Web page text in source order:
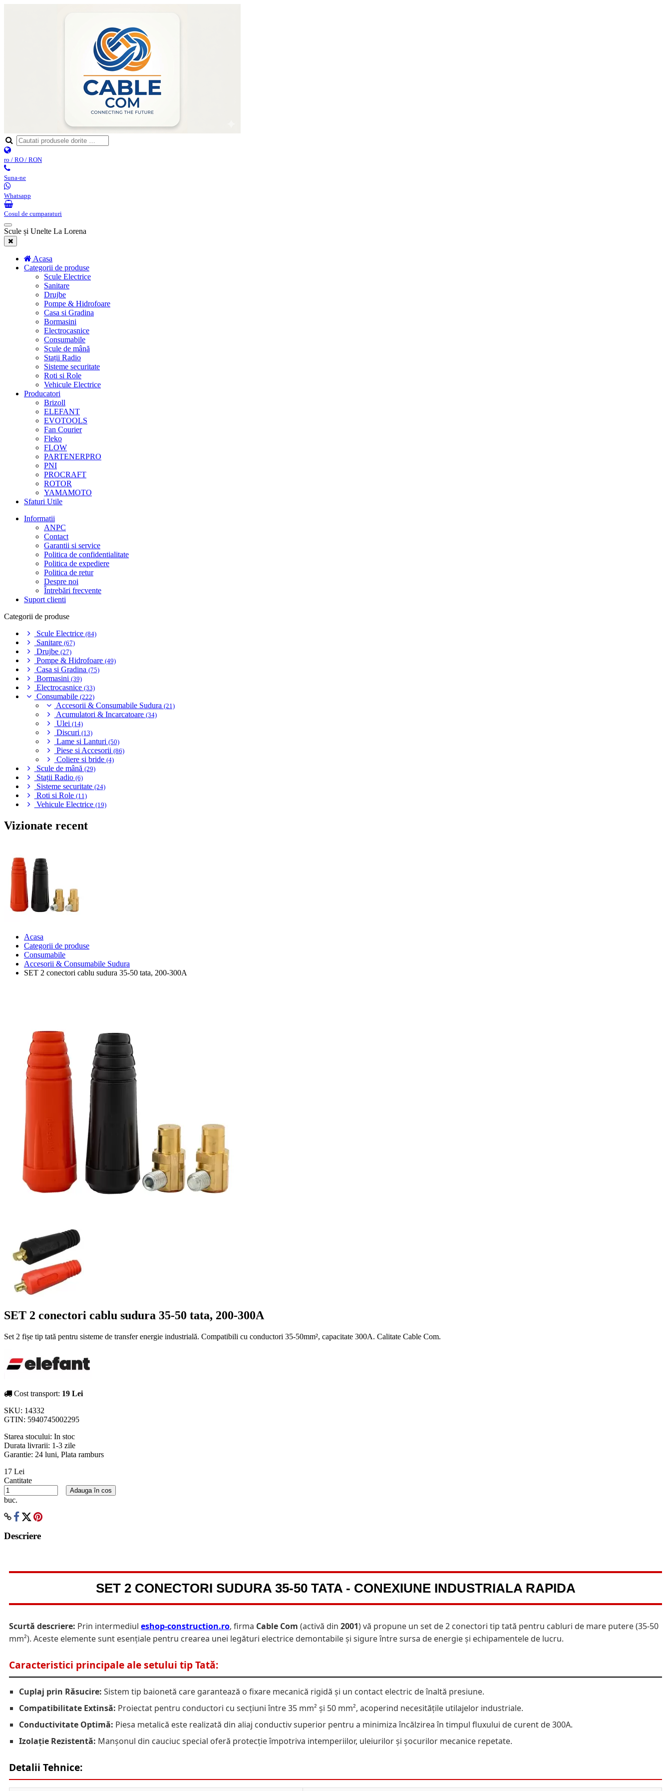
ro / RO / RON
Suna-ne
Whatsapp
Cosul de cumparaturi
Scule și Unelte La Lorena
Acasa
Categorii de produse
Scule Electrice
Sanitare
Drujbe
Pompe & Hidrofoare
Casa si Gradina
Bormasini
Electrocasnice
Consumabile
Scule de mână
Stații Radio
Sisteme securitate
Roti si Role
Vehicule Electrice
Producatori
Brizoll
ELEFANT
EVOTOOLS
Fan Courier
Fleko
FLOW
PARTENERPRO
PNI
PROCRAFT
ROTOR
YAMAMOTO
Sfaturi Utile
Informatii
ANPC
Contact
Garantii si service
Politica de confidentialitate
Politica de expediere
Politica de retur
Despre noi
Întrebări frecvente
Suport clienti
Categorii de produse
Scule Electrice (84)
Sanitare (67)
Drujbe (27)
Pompe & Hidrofoare (49)
Casa si Gradina (75)
Bormasini (39)
Electrocasnice (33)
Consumabile (222)
Accesorii & Consumabile Sudura (21)
Acumulatori & Incarcatoare (34)
Ulei (14)
Discuri (13)
Lame si Lanturi (50)
Piese si Accesorii (86)
Coliere si bride (4)
Scule de mână (29)
Stații Radio (6)
Sisteme securitate (24)
Roti si Role (11)
Vehicule Electrice (19)
Vizionate recent
Acasa
Categorii de produse
Consumabile
Accesorii & Consumabile Sudura
SET 2 conectori cablu sudura 35-50 tata, 200-300A
SET 2 conectori cablu sudura 35-50 tata, 200-300A
Set 2 fișe tip tată pentru sisteme de transfer energie industrială. Compatibili cu conductori 35-50mm², capacitate 300A. Calitate Cable Com.
Cost transport: 19 Lei
SKU: 14332
GTIN: 5940745002295
Starea stocului: In stoc
Durata livrarii: 1-3 zile
Garantie: 24 luni, Plata ramburs
17 Lei
Cantitate
buc.
Adauga în cos
Descriere
SET 2 CONECTORI SUDURA 35-50 TATA - CONEXIUNE INDUSTRIALA RAPIDA
Scurtă descriere: Prin intermediul eshop-construction.ro, firma Cable Com (activă din 2001) vă propune un set de 2 conectori tip tată pentru cabluri de mare putere (35-50
mm²). Aceste elemente sunt esențiale pentru crearea unei legături electrice demontabile și sigure între sursa de energie și echipamentele de lucru.
Caracteristici principale ale setului tip Tată:
Cuplaj prin Răsucire: Sistem tip baionetă care garantează o fixare mecanică rigidă și un contact electric de înaltă presiune.
Compatibilitate Extinsă: Proiectat pentru conductori cu secțiuni între 35 mm² și 50 mm², acoperind necesitățile utilajelor industriale.
Conductivitate Optimă: Piesa metalică este realizată din aliaj conductiv superior pentru a minimiza încălzirea în timpul fluxului de curent de 300A.
Izolație Rezistentă: Manșonul din cauciuc special oferă protecție împotriva intemperiilor, uleiurilor și șocurilor mecanice repetate.
Detalii Tehnice: